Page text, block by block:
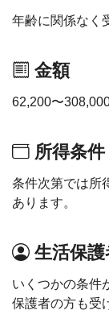
年齢に関係なく
金額
62,200〜
所得条件
条件次第では所
あります。
生活保護
いくつかの条件
保護者の方も受